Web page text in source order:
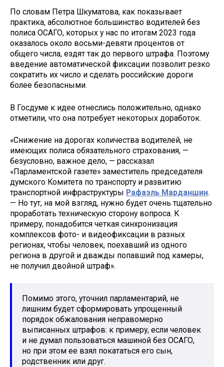
По словам Петра Шкуматова, как показывает
практика, абсолютное большинство водителей без
полиса ОСАГО, которых у нас по итогам 2023 года
оказалось около восьми-девяти процентов от
общего числа, ездят так до первого штрафа. Поэтому
введение автоматической фиксации позволит резко
сократить их число и сделать российские дороги
более безопасными.
В Госдуме к идее отнеслись положительно, однако
отметили, что она потребует некоторых доработок.
«Снижение на дорогах количества водителей, не
имеющих полиса обязательного страхования, —
безусловно, важное дело, — рассказал
«Парламентской газете» заместитель председателя
думского Комитета по транспорту и развитию
транспортной инфраструктуры Рафаэль Марданшин.
— Но тут, на мой взгляд, нужно будет очень тщательно
проработать техническую сторону вопроса. К
примеру, понадобится четкая синхронизация
комплексов фото- и видеофиксации в разных
регионах, чтобы человек, поехавший из одного
региона в другой и дважды попавший под камеры,
не получил двойной штраф».
Помимо этого, уточнил парламентарий, не
лишним будет сформировать упрощенный
порядок обжалования неправомерно
выписанных штрафов: к примеру, если человек
и не думал пользоваться машиной без ОСАГО,
но при этом ее взял покататься его сын,
родственник или друг.